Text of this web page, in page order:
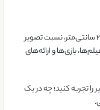
پرده نمایش ۱۰۰ اینچی با ابعاد تصویری ۱۲۴.۵ در ۲۲۱.۴ سانتی‌متر، نسبت تصویر
بازی‌ها و ارائه‌های
را تجربه کنید؛ چه در یک